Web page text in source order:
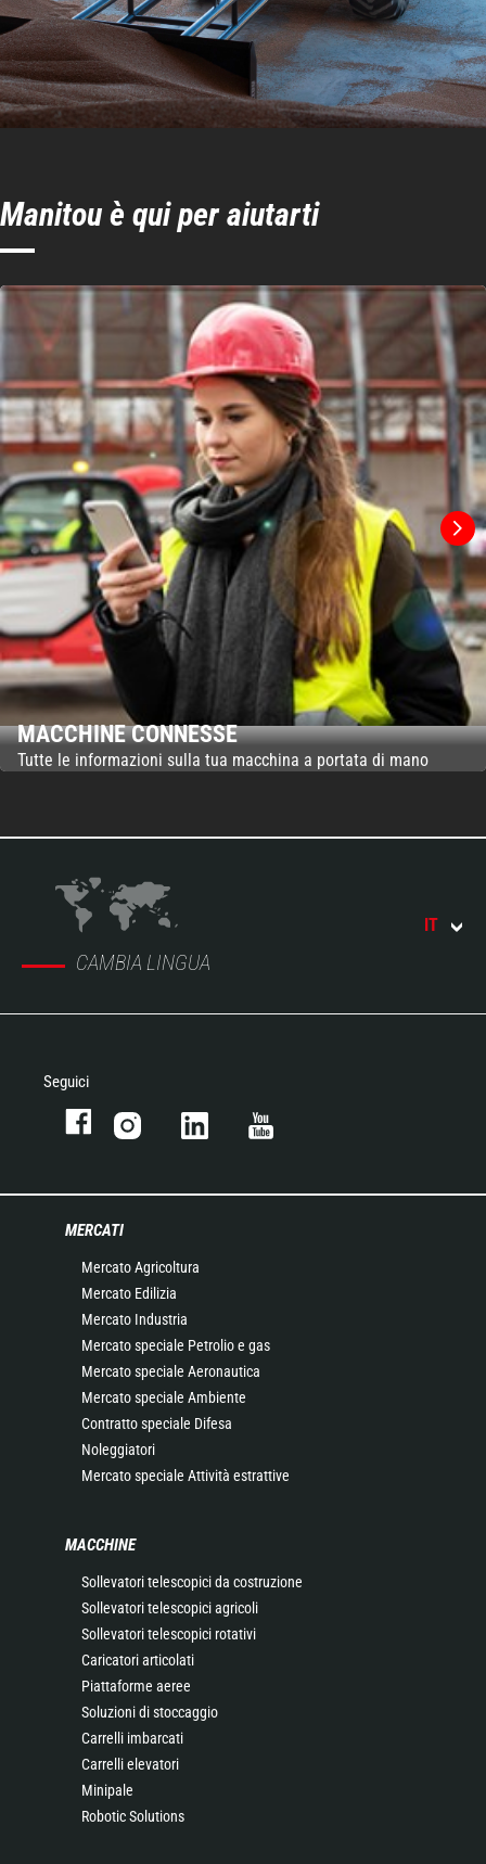
Manitou è qui per aiutarti
MACCHINE CONNESSE
Tutte le informazioni sulla tua macchina a portata di mano
CAMBIA LINGUA
IT
Seguici
MERCATI
Mercato Agricoltura
Mercato Edilizia
Mercato Industria
Mercato speciale Petrolio e gas
Mercato speciale Aeronautica
Mercato speciale Ambiente
Contratto speciale Difesa
Noleggiatori
Mercato speciale Attività estrattive
MACCHINE
Sollevatori telescopici da costruzione
Sollevatori telescopici agricoli
Sollevatori telescopici rotativi
Caricatori articolati
Piattaforme aeree
Soluzioni di stoccaggio
Carrelli imbarcati
Carrelli elevatori
Minipale
Robotic Solutions